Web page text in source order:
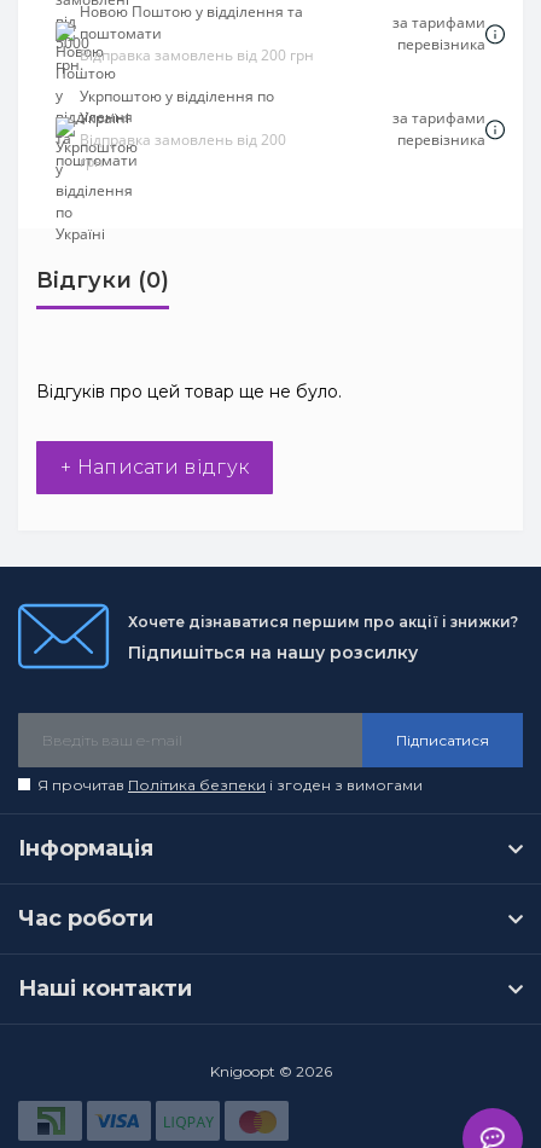
Новою Поштою у відділення та
поштомати
Відправка замовлень від 200 грн
за тарифами
перевізника
Укрпоштою у відділення по
Україні
Відправка замовлень від 200
грн
за тарифами
перевізника
Відгуки (0)
Відгуків про цей товар ще не було.
+ Написати відгук
Хочете дізнаватися першим про акції і знижки?
Підпишіться на нашу розсилку
Підписатися
Я прочитав Політика безпеки і згоден з вимогами
Інформація
Час роботи
Наші контакти
Knigoopt © 2026